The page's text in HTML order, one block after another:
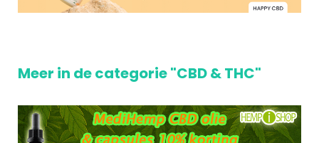
Meer in de categorie "CBD & THC"